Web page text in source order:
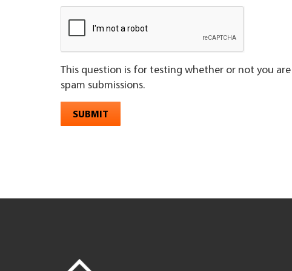
This question is for testing whether or not you
spam submissions.
SUBMIT